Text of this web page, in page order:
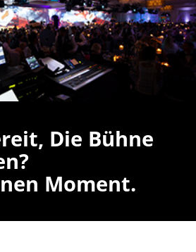
Die Bühne
Moment.